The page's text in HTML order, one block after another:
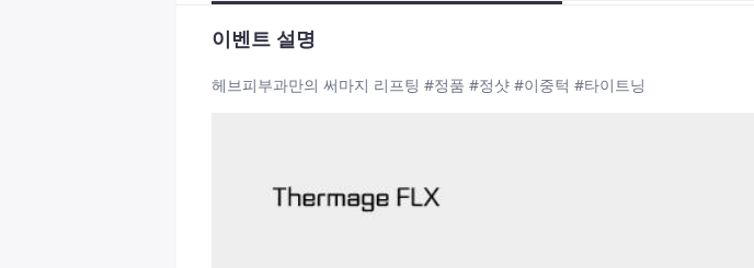
이벤트 설명
헤브피부과만의 써마지 리프팅 #정품 #정샷 #이중턱 #타이트닝